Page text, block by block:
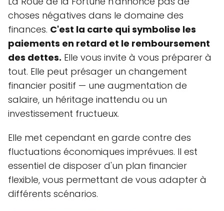
choses négatives dans le domaine des
finances. C'est la carte qui symbolise les
paiements en retard et le remboursement
des dettes. Elle vous invite à vous préparer à
tout. Elle peut présager un changement
financier positif — une augmentation de
salaire, un héritage inattendu ou un
investissement fructueux.
Elle met cependant en garde contre des
fluctuations économiques imprévues. Il est
essentiel de disposer d'un plan financier
flexible, vous permettant de vous adapter à
différents scénarios.